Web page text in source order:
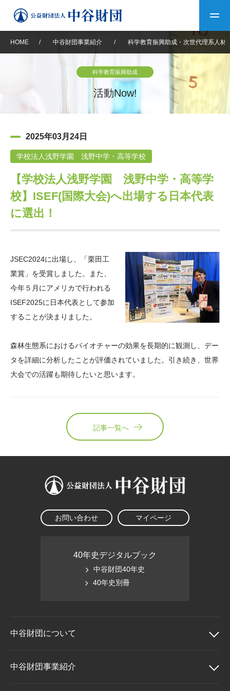
中谷財団について
設立趣意書 財団概要
沿革 40年史デジタルブック
中谷財団40年史
年報一覧 中谷財団レポート
中谷財団事業紹介 中谷賞
神戸賞 長期大型研究助成
研究助成
科学教育振興助成・
次世代理系人材育成プ
ログラム助成
中谷財団動画紹介
その他情報
その他情報
アクセス よくあるご質問
サイトマップ 中谷財団アーカイブ
日本語 English マイページ
HOME / 中谷財団事業紹介 / 科学教育振興助成・次世代理系人材
科学教育振興助成
活動Now!
2025年03月24日
学校法人浅野学園 浅野中学・高等学校
【学校法人浅野学園 浅野中学・高等学
校】ISEF(国際大会)へ出場する日本代表
に選出！
JSEC2024に出場し、「栗田工
業賞」を受賞しました。また、
今年５月にアメリカで行われる
ISEF2025に日本代表として参加
することが決まりました。
森林生態系におけるバイオチャーの効果を長期的に観測し、デー
タを詳細に分析したことが評価されていました。引き続き、世界
大会での活躍も期待したいと思います。
記事一覧へ
お問い合わせ マイページ
40年史デジタルブック
中谷財団40年史
40年史別冊
中谷財団について
中谷財団について
中谷財団事業紹介